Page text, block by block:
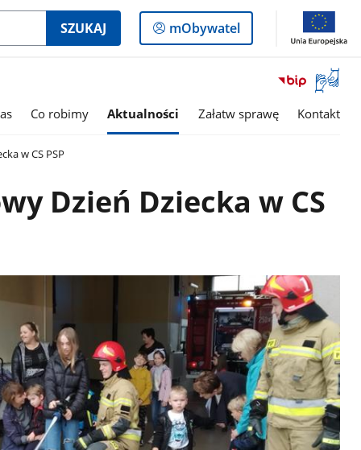
SZUKAJ
Logowanie
do
mObywatel
Otwórz
okno
z
Co robimy Aktualności Załatw sprawę Kontakt
w CS PSP
Dzień Dziecka w CS